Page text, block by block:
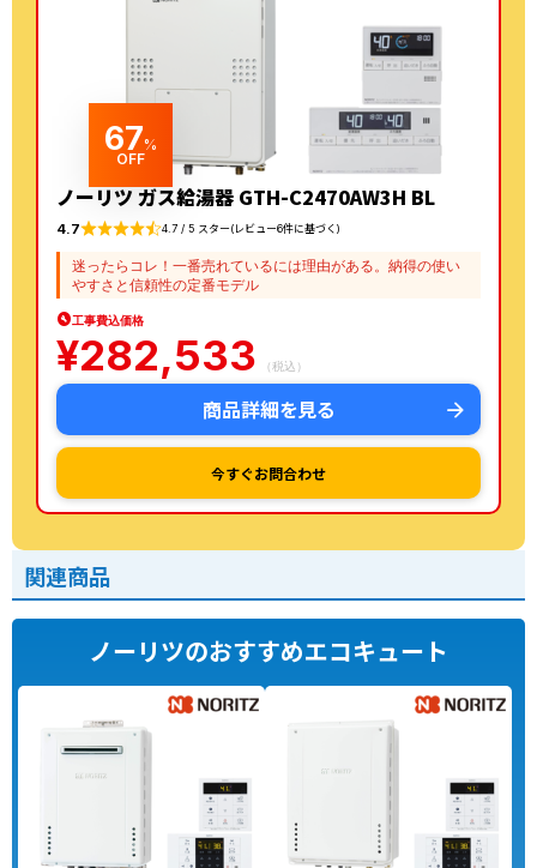
67%
OFF
ノーリツ ガス給湯器 GTH-C2470AW3H BL
4.7 4.7 / 5 スター(レビュー6件に基づく)
迷ったらコレ！一番売れているには理由がある。納得の使い
やすさと信頼性の定番モデル
工事費込価格
¥282,533 （税込）
商品詳細を見る
今すぐお問合わせ
関連商品
ノーリツのおすすめエコキュート